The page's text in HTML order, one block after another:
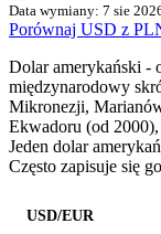
Data wymiany: 7 sie
Porównaj USD z
Dolar amerykański -
międzynarodowy
Mikronezji,
Ekwadoru (od
Jeden dolar
Często zapisuje się
USD/EUR